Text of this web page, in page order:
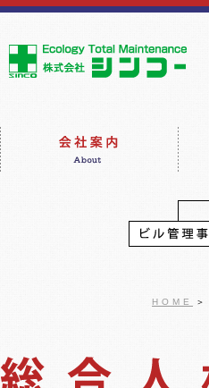
HOME ＞